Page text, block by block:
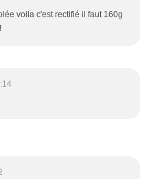
voila c'est rectifié il faut 160g